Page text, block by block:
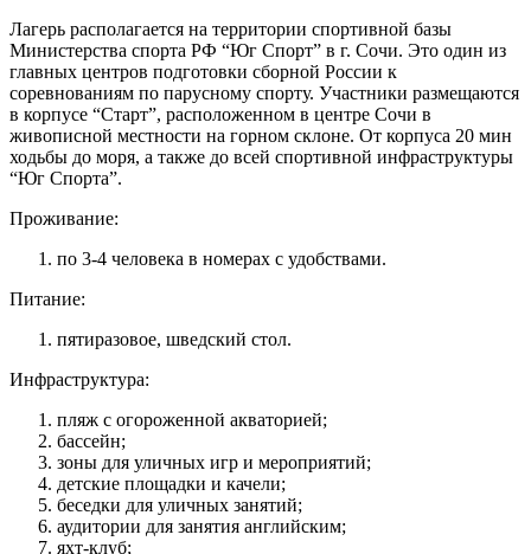
Лагерь располагается на территории спортивной базы
Министерства спорта РФ “Юг Спорт” в г. Сочи. Это один из
главных центров подготовки сборной России к
соревнованиям по парусному спорту. Участники размещаются
в корпусе “Старт”, расположенном в центре Сочи в
живописной местности на горном склоне. От корпуса 20 мин
ходьбы до моря, а также до всей спортивной инфраструктуры
“Юг Спорта”.
Проживание:
по 3-4 человека в номерах с удобствами.
Питание:
пятиразовое, шведский стол.
Инфраструктура:
пляж с огороженной акваторией;
бассейн;
зоны для уличных игр и мероприятий;
детские площадки и качели;
беседки для уличных занятий;
аудитории для занятия английским;
яхт-клуб;